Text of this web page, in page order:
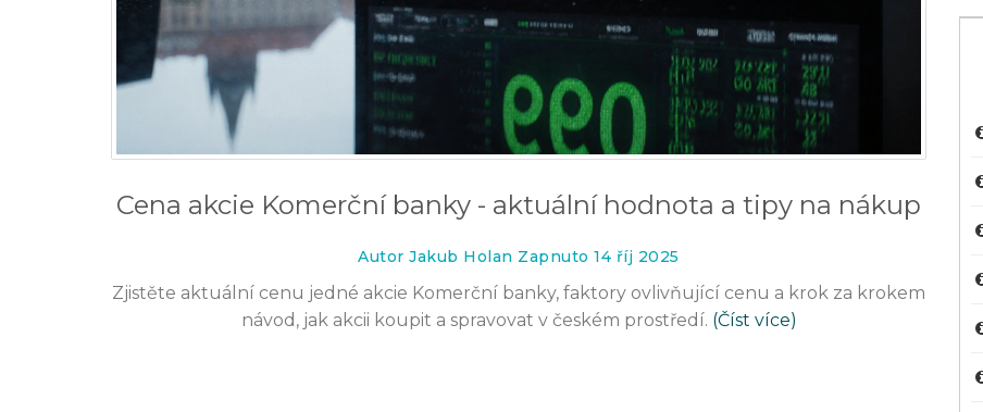
Cena akcie Komerční banky - aktuální hodnota a tipy na nákup
Autor Jakub Holan Zapnuto 14 říj 2025
Zjistěte aktuální cenu jedné akcie Komerční banky, faktory ovlivňující cenu a krok za krokem
návod, jak akcii koupit a spravovat v českém prostředí. (Číst více)